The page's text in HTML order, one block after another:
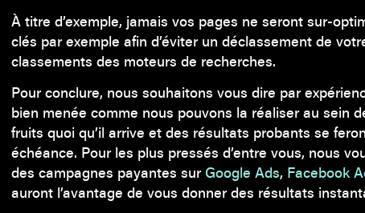
À titre d’exemple, jamais vos pages ne seront sur-
clés par exemple afin d’éviter un déclassement de
classements des moteurs de recherches.
Pour conclure, nous souhaitons vous dire par
bien menée comme nous pouvons la réaliser au sein
fruits quoi qu’il arrive et des résultats probants se
échéance. Pour les plus pressés d’entre vous, nous
des campagnes payantes sur Google Ads, Facebook
auront l’avantage de vous donner des résultats